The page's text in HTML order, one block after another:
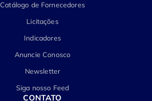
Catálogo de Fornecedores
Licitações
Indicadores
Anuncie Conosco
Newsletter
Siga nosso Feed
CONTATO